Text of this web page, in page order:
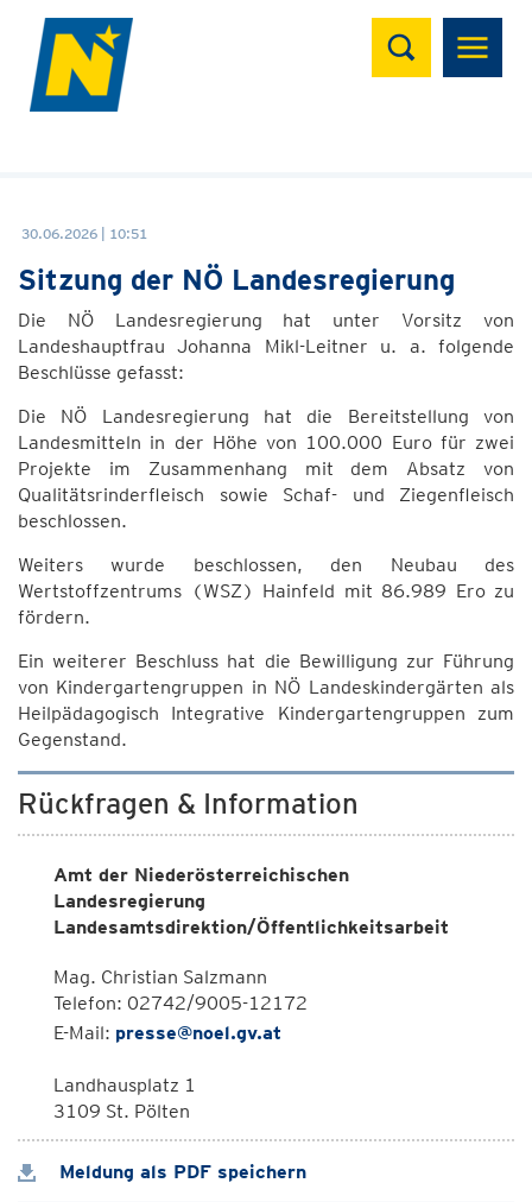
Suchen
30.06.2026 | 10:51
Sitzung der NÖ Landesregierung
Die NÖ Landesregierung hat unter Vorsitz von
Landeshauptfrau Johanna Mikl-Leitner u. a. folgende
Beschlüsse gefasst:
Die NÖ Landesregierung hat die Bereitstellung von
Landesmitteln in der Höhe von 100.000 Euro für zwei
Projekte im Zusammenhang mit dem Absatz von
Qualitätsrinderfleisch sowie Schaf- und Ziegenfleisch
beschlossen.
Weiters wurde beschlossen, den Neubau des
Wertstoffzentrums (WSZ) Hainfeld mit 86.989 Ero zu
fördern.
Ein weiterer Beschluss hat die Bewilligung zur Führung
von Kindergartengruppen in NÖ Landeskindergärten als
Heilpädagogisch Integrative Kindergartengruppen zum
Gegenstand.
Rückfragen & Information
Amt der Niederösterreichischen
Landesregierung
Landesamtsdirektion/Öffentlichkeitsarbeit
Mag. Christian Salzmann
Telefon: 02742/9005-12172
E-Mail: presse@noel.gv.at
Landhausplatz 1
3109 St. Pölten
Meldung als PDF speichern